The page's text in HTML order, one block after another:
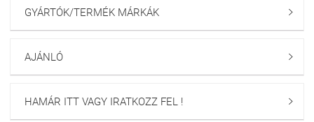
GYÁRTÓK/TERMÉK MÁRKÁK 
AJÁNLÓ 
HAMÁR ITT VAGY IRATKOZZ FEL ! 